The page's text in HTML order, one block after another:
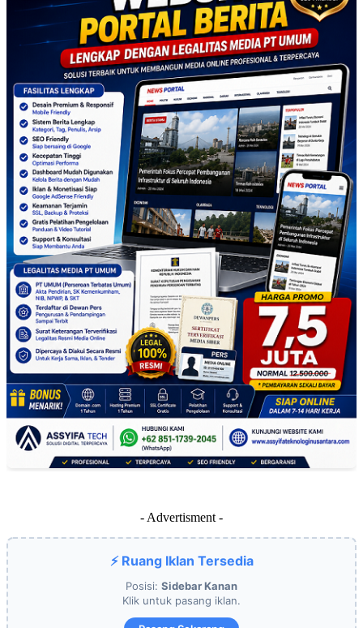
- Advertisment -
⚡ Ruang Iklan Tersedia
Posisi: Sidebar Kanan
Klik untuk pasang iklan.